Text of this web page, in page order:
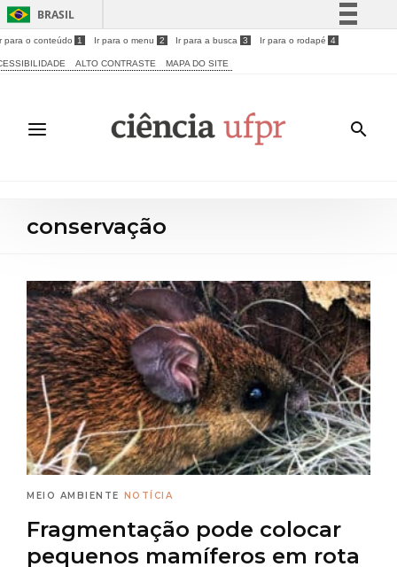
BRASIL
Simplifique!
Acesso à informação
Legislação
para o conteúdo 1 Ir para o menu 2 Ir para a busca 3 Ir para o rodapé 4
ALTO CONTRASTE MAPA DO SITE
conservação
MEIO AMBIENTE NOTÍCIA
Fragmentação pode colocar
pequenos mamíferos em rota